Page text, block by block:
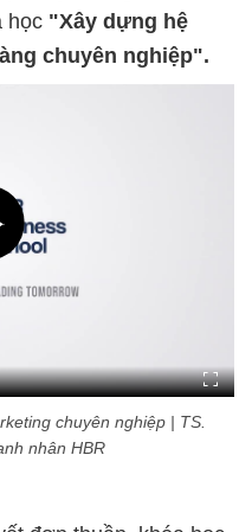
học "Xây dựng hệ
chuyên nghiệp".
chuyên nghiệp | TS.
nhân HBR